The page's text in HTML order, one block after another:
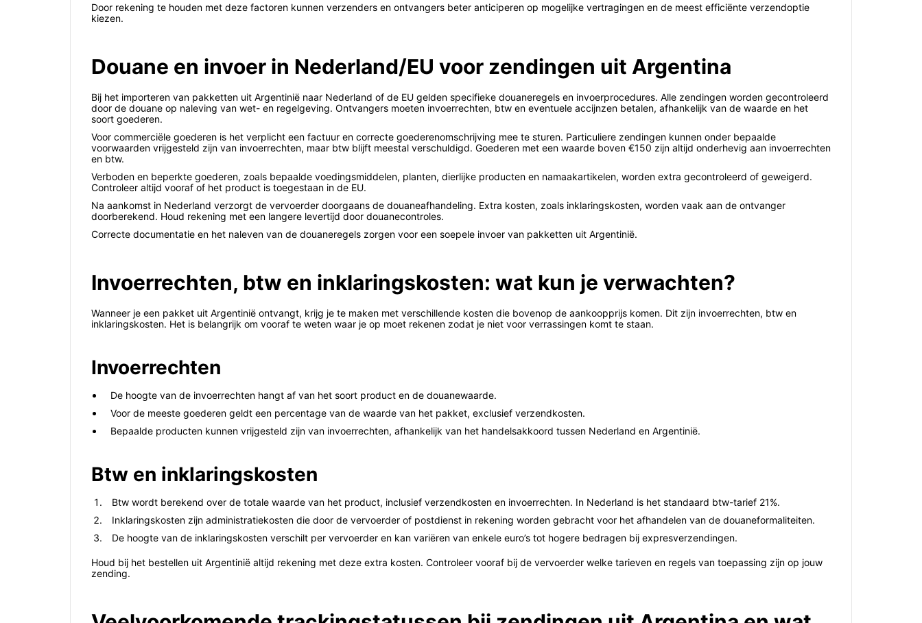
Door rekening te houden met deze factoren kunnen verzenders en ontvangers beter anticiperen op mogelijke vertragingen en de meest efficiënte verzendoptie
kiezen.
Douane en invoer in Nederland/EU voor zendingen uit Argentina
Bij het importeren van pakketten uit Argentinië naar Nederland of de EU gelden specifieke douaneregels en invoerprocedures. Alle zendingen worden gecontroleerd
door de douane op naleving van wet- en regelgeving. Ontvangers moeten invoerrechten, btw en eventuele accijnzen betalen, afhankelijk van de waarde en het
soort goederen.
Voor commerciële goederen is het verplicht een factuur en correcte goederenomschrijving mee te sturen. Particuliere zendingen kunnen onder bepaalde
voorwaarden vrijgesteld zijn van invoerrechten, maar btw blijft meestal verschuldigd. Goederen met een waarde boven €150 zijn altijd onderhevig aan invoerrechten
en btw.
Verboden en beperkte goederen, zoals bepaalde voedingsmiddelen, planten, dierlijke producten en namaakartikelen, worden extra gecontroleerd of geweigerd.
Controleer altijd vooraf of het product is toegestaan in de EU.
Na aankomst in Nederland verzorgt de vervoerder doorgaans de douaneafhandeling. Extra kosten, zoals inklaringskosten, worden vaak aan de ontvanger
doorberekend. Houd rekening met een langere levertijd door douanecontroles.
Correcte documentatie en het naleven van de douaneregels zorgen voor een soepele invoer van pakketten uit Argentinië.
Invoerrechten, btw en inklaringskosten: wat kun je verwachten?
Wanneer je een pakket uit Argentinië ontvangt, krijg je te maken met verschillende kosten die bovenop de aankoopprijs komen. Dit zijn invoerrechten, btw en
inklaringskosten. Het is belangrijk om vooraf te weten waar je op moet rekenen zodat je niet voor verrassingen komt te staan.
Invoerrechten
De hoogte van de invoerrechten hangt af van het soort product en de douanewaarde.
Voor de meeste goederen geldt een percentage van de waarde van het pakket, exclusief verzendkosten.
Bepaalde producten kunnen vrijgesteld zijn van invoerrechten, afhankelijk van het handelsakkoord tussen Nederland en Argentinië.
Btw en inklaringskosten
Btw wordt berekend over de totale waarde van het product, inclusief verzendkosten en invoerrechten. In Nederland is het standaard btw-tarief 21%.
Inklaringskosten zijn administratiekosten die door de vervoerder of postdienst in rekening worden gebracht voor het afhandelen van de douaneformaliteiten.
De hoogte van de inklaringskosten verschilt per vervoerder en kan variëren van enkele euro’s tot hogere bedragen bij expresverzendingen.
Houd bij het bestellen uit Argentinië altijd rekening met deze extra kosten. Controleer vooraf bij de vervoerder welke tarieven en regels van toepassing zijn op jouw
zending.